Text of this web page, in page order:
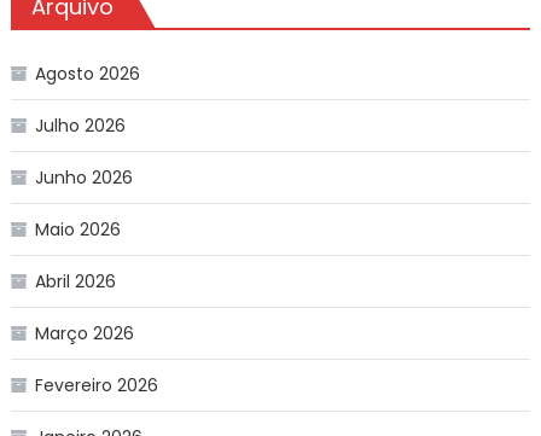
Arquivo
Agosto 2026
Julho 2026
Junho 2026
Maio 2026
Abril 2026
Março 2026
Fevereiro 2026